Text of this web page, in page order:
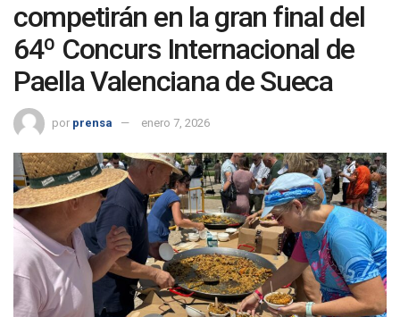
competirán en la gran final del
64º Concurs Internacional de
Paella Valenciana de Sueca
por prensa enero 7, 2026